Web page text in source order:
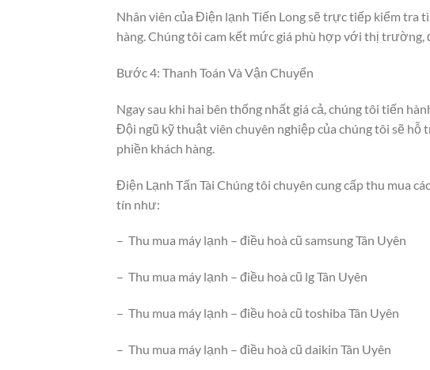
Nhân viên của Điện lạnh Tiến Long sẽ trực tiếp kiểm tra
hàng. Chúng tôi cam kết mức giá phù hợp với thị trường,
Bước 4: Thanh Toán Và Vận Chuyển
Ngay sau khi hai bên thống nhất giá cả, chúng tôi tiến
Đội ngũ kỹ thuật viên chuyên nghiệp của chúng tôi sẽ hỗ
phiền khách hàng.
Điện Lạnh Tấn Tài Chúng tôi chuyên cung cấp thu mua
tín như:
– Thu mua máy lạnh – điều hoà cũ samsung Tân Uyên
– Thu mua máy lạnh – điều hoà cũ lg Tân Uyên
– Thu mua máy lạnh – điều hoà cũ toshiba Tân Uyên
– Thu mua máy lạnh – điều hoà cũ daikin Tân Uyên